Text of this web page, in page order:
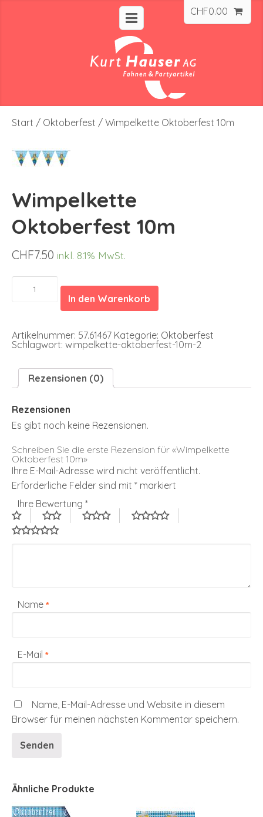
CHF0.00
Start / Oktoberfest / Wimpelkette Oktoberfest 10m
Wimpelkette
Oktoberfest 10m
CHF7.50 inkl. 8.1% MwSt.
Wimpelkette
Oktoberfest
10m
In den Warenkorb
Artikelnummer: 57.61467 Kategorie: Oktoberfest
Schlagwort: wimpelkette-oktoberfest-10m-2
Rezensionen (0)
Rezensionen
Es gibt noch keine Rezensionen.
Schreiben Sie die erste Rezension für «Wimpelkette
Oktoberfest 10m»
Ihre E-Mail-Adresse wird nicht veröffentlicht.
Erforderliche Felder sind mit * markiert
Ihre Bewertung *
Name *
E-Mail *
Name, E-Mail-Adresse und Website in diesem
Browser für meinen nächsten Kommentar speichern.
Ähnliche Produkte